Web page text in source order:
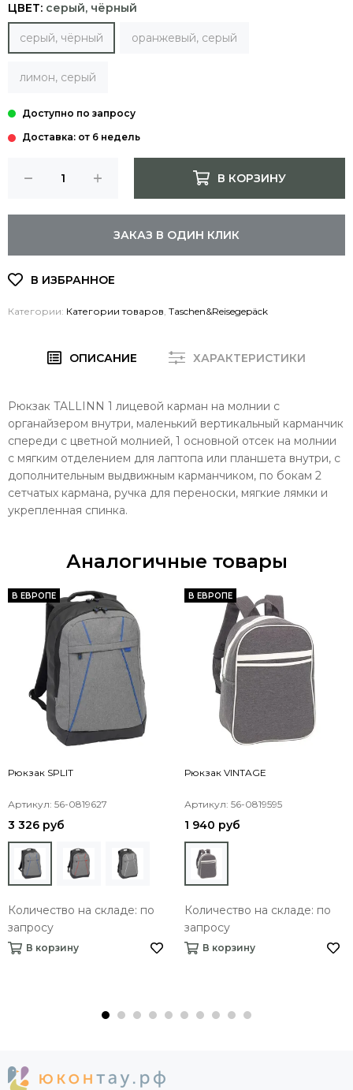
ЦВЕТ: серый, чёрный
серый, чёрный оранжевый, серый
лимон, серый
Доставка: от 6 недель
В КОРЗИНУ
ЗАКАЗ В ОДИН КЛИК
Категории: Категории товаров Taschen&Reisegepäck
ОПИСАНИЕ ХАРАКТЕРИСТИКИ
Рюкзак TALLINN 1 лицевой карман на молнии с
органайзером внутри, маленький вертикальный карманчик
спереди с цветной молнией, 1 основной отсек на молнии
с мягким отделением для лаптопа или планшета внутри, с
дополнительным выдвижным карманчиком, по бокам 2
сетчатых кармана, ручка для переноски, мягкие лямки и
укрепленная спинка.
Аналогичные товары
В ЕВРОПЕ
Рюкзак SPLIT
Артикул: 56-0819627
3 326 руб
Количество на складе: по
запросу
В корзину
В ЕВРОПЕ
Рюкзак VINTAGE
Артикул: 56-0819595
1 940 руб
Количество на складе: по
запросу
В корзину